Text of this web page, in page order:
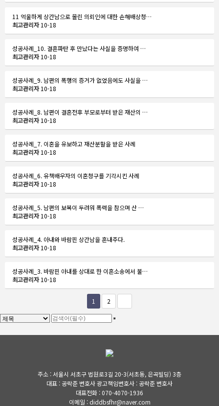
11 억울하게 상간남으로 몰린 의뢰인에 대한 손해배상청…
최고관리자 10-18
성공사례_10. 결혼파탄 후 만났다는 사실을 증명하여 …
최고관리자 10-18
성공사례_9. 남편의 폭행의 증거가 없었음에도 사실을 …
최고관리자 10-18
성공사례_8. 남편이 결혼전후 부모로부터 받은 재산의 …
최고관리자 10-18
성공사례_7. 이혼을 유보하고 재산분할을 받은 사례
최고관리자 10-18
성공사례_6. 유책배우자의 이혼청구를 기각시킨 사례
최고관리자 10-18
성공사례_5. 남편의 보복이 두려워 폭력을 참으며 산 …
최고관리자 10-18
성공사례_4. 아내와 바람핀 상간남을 혼내주다.
최고관리자 10-18
성공사례_3. 바람핀 아내를 상대로 한 이혼소송에서 불…
최고관리자 10-18
1 2
주소 : 서울시 서초구 법원로3길 20-3(서초동, 은곡빌딩) 3층
대표 : 공락준 변호사 광고책임변호사 : 공락준 변호사
대표전화 : 070-4070-1936
이메일 : diddbsfhr@naver.com